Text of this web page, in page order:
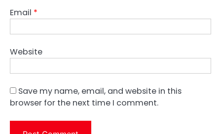
Email *
Website
Save my name, email, and website in this
browser for the next time I comment.